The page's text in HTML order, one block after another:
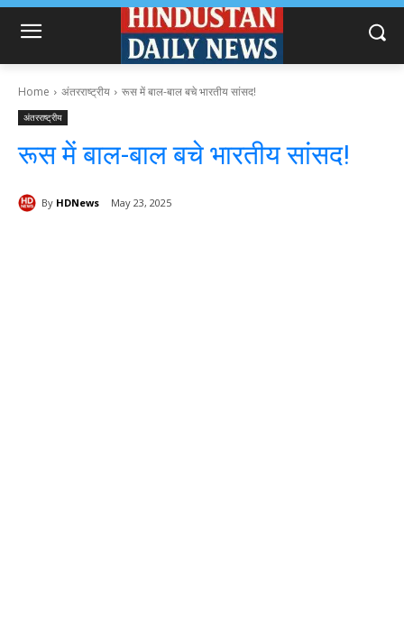
Home अंतरराष्ट्रीय रूस में बाल-बाल बचे भारतीय सांसद!
अंतरराष्ट्रीय
रूस में बाल-बाल बचे भारतीय सांसद!
By HDNews May 23, 2025